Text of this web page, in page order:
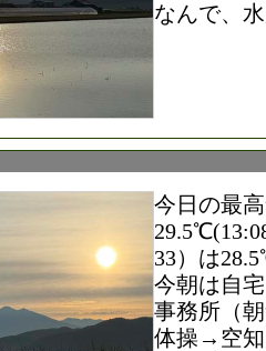
なんで、
今日の最
33）は
今朝は自
事務所（
体操→空知